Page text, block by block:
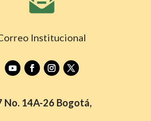
Institucional
No. 14A-26 Bogotá,